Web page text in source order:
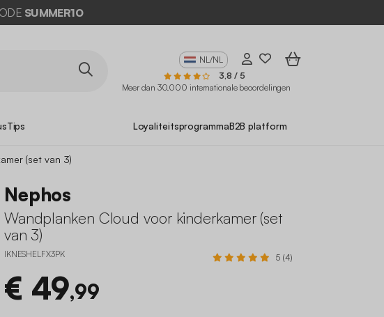
SUMMER10
NL/NL
3,8 / 5
Meer dan 30.000 internationale beoordelingen
Tips LoyaliteitsprogrammaB2B platform
(set van 3)
Nephos
Wandplanken Cloud voor kinderkamer (set
van 3)
IKNESHELFX3PK 5 (4)
€ 49,99